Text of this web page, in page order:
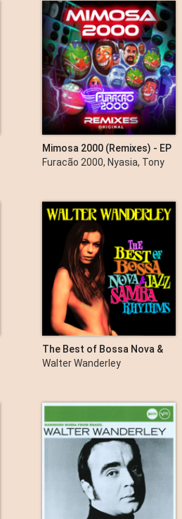
Mimosa 2000 (Remixes) - EP
Furacão 2000, Nyasia, Tony
The Best of Bossa Nova &
Jazz Samba Rhythms
Walter Wanderley